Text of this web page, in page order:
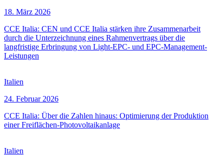
18. März 2026
CCE Italia: CEN und CCE Italia stärken ihre Zusammenarbeit
durch die Unterzeichnung eines Rahmenvertrags über die
langfristige Erbringung von Light-EPC- und EPC-Management-
Leistungen
Italien
24. Februar 2026
CCE Italia: Über die Zahlen hinaus: Optimierung der Produktion
einer Freiflächen-Photovoltaikanlage
Italien